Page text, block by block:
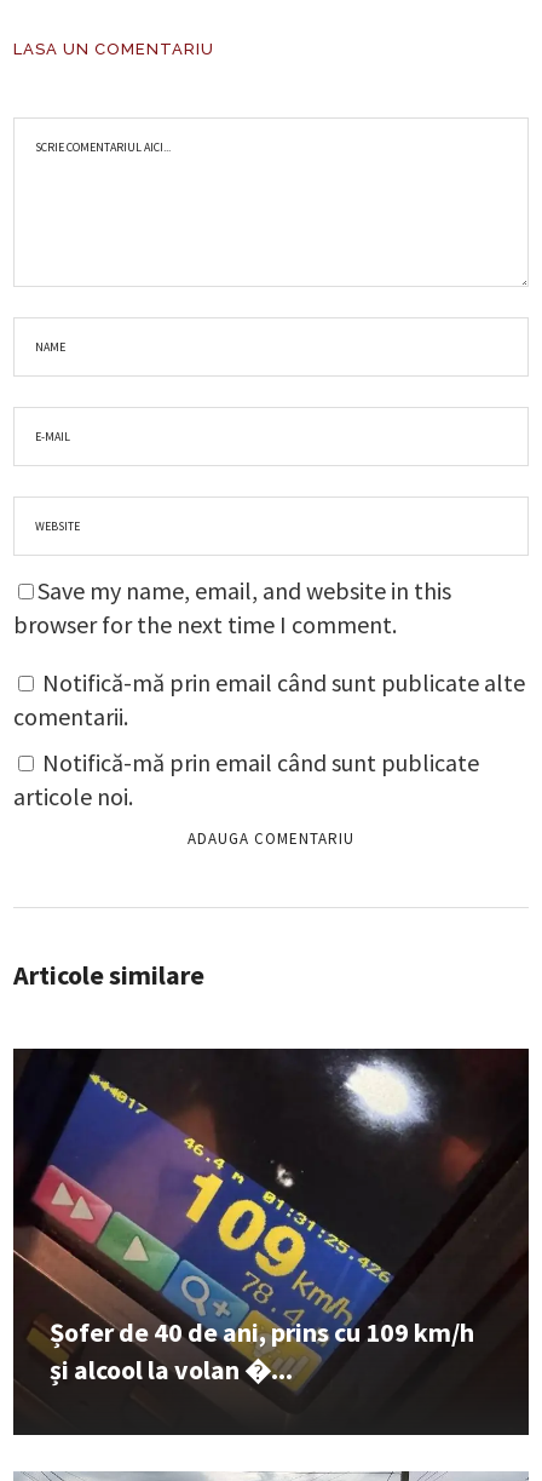
LASA UN COMENTARIU
Save my name, email, and website in this
browser for the next time I comment.
Notifică-mă prin email când sunt publicate alte
comentarii.
Notifică-mă prin email când sunt publicate
articole noi.
Articole similare
Șofer de 40 de ani, prins cu 109 km/h
și alcool la volan �...